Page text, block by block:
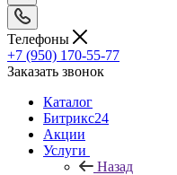
Телефоны
+7 (950) 170-55-77
Заказать звонок
Каталог
Битрикс24
Акции
Услуги
Назад